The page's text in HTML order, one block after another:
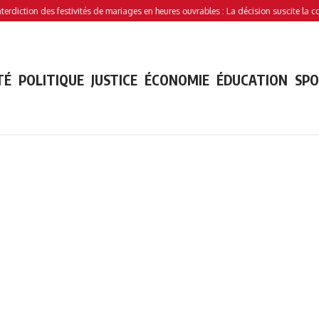
des festivités de mariages en heures ouvrables : La décision suscite la
POLITIQUE JUSTICE ÉCONOMIE ÉDUCATION